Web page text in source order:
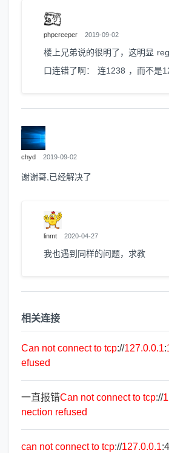
phpcreeper 2019-09-02
楼上兄弟说的很明了，这明显
口连错了啊： 连1238 ，而不是
chyd 2019-09-02
谢谢哥,已经解决了
linmt 2020-04-27
我也遇到同样的问题，求教
相关连接
Can not connect to tcp://127.0.0.1:
efused
一直报错Can not connect to tcp://
nection refused
can not connect to tcp://127.0.0.1